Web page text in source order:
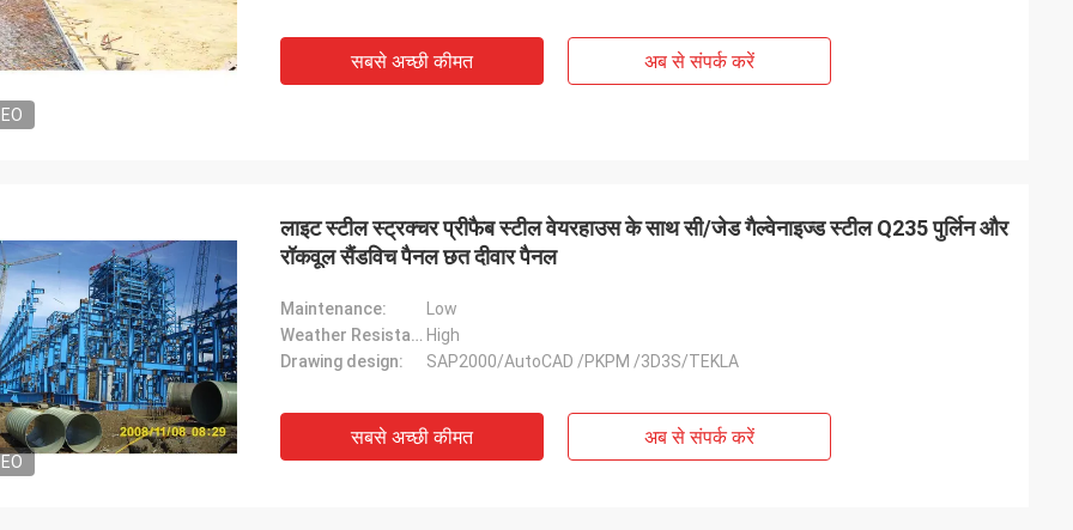
सबसे अच्छी कीमत अब से संपर्क करें
लाइट स्टील स्ट्रक्चर प्रीफैब स्टील वेयरहाउस के साथ सी/जेड गैल्वेनाइज्ड स्टील Q235 पुर्लिन और
रॉकवूल सैंडविच पैनल छत दीवार पैनल
Maintenance:
Low
Weather Resistance: High
Drawing design:
SAP2000/AutoCAD /PKPM /3D3S/TEKLA
सबसे अच्छी कीमत अब से संपर्क करें